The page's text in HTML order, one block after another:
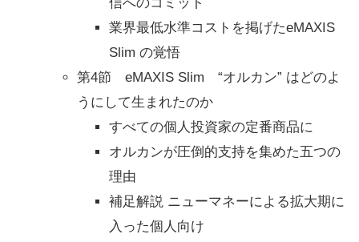
業界最低水準コストを掲げたeMAXIS
Slim の覚悟
第4節 eMAXIS Slim “オルカン” はどのよ
うにして生まれたのか
すべての個人投資家の定番商品に
オルカンが圧倒的支持を集めた五つの
理由
補足解説 ニューマネーによる拡大期に
入った個人向け